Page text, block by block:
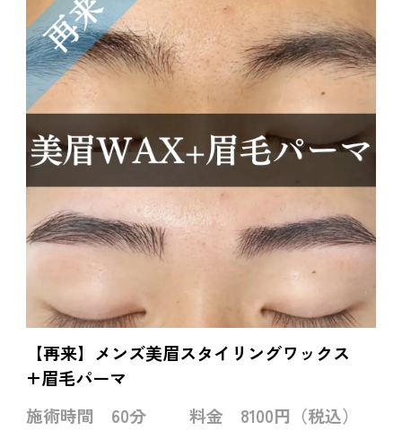
【再来】メンズ美眉スタイリングワックス
+眉毛パーマ
施術時間
60分 料金 8100円（税込）